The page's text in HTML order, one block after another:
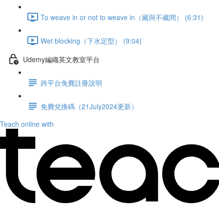
To weave in or not to weave in（藏與不藏間） (6:31)
Wet blocking（下水定型） (9:04)
Udemy編織英文教室平台
跨平台免費註冊說明
免費兌換碼（21July2024更新）
Teach online with